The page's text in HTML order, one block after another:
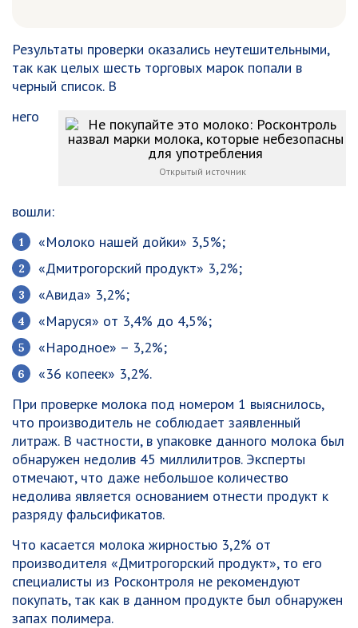
Результаты проверки оказались неутешительными,
так как целых шесть торговых марок попали в
черный список. В
Открытый источник
него
вошли:
«Молоко нашей дойки» 3,5%;
«Дмитрогорский продукт» 3,2%;
«Авида» 3,2%;
«Маруся» от 3,4% до 4,5%;
«Народное» – 3,2%;
«36 копеек» 3,2%.
При проверке молока под номером 1 выяснилось,
что производитель не соблюдает заявленный
литраж. В частности, в упаковке данного молока был
обнаружен недолив 45 миллилитров. Эксперты
отмечают, что даже небольшое количество
недолива является основанием отнести продукт к
разряду фальсификатов.
Что касается молока жирностью 3,2% от
производителя «Дмитрогорский продукт», то его
специалисты из Росконтроля не рекомендуют
покупать, так как в данном продукте был обнаружен
запах полимера.